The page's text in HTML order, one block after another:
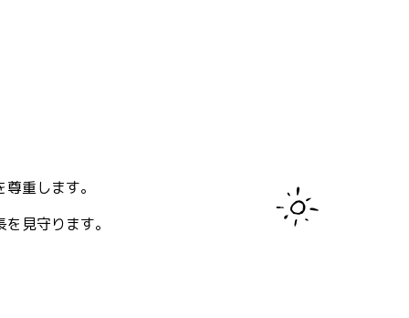
重します。
見守ります。